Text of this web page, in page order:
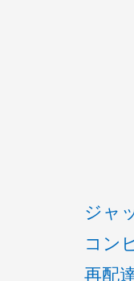
ジャ
コン
再配